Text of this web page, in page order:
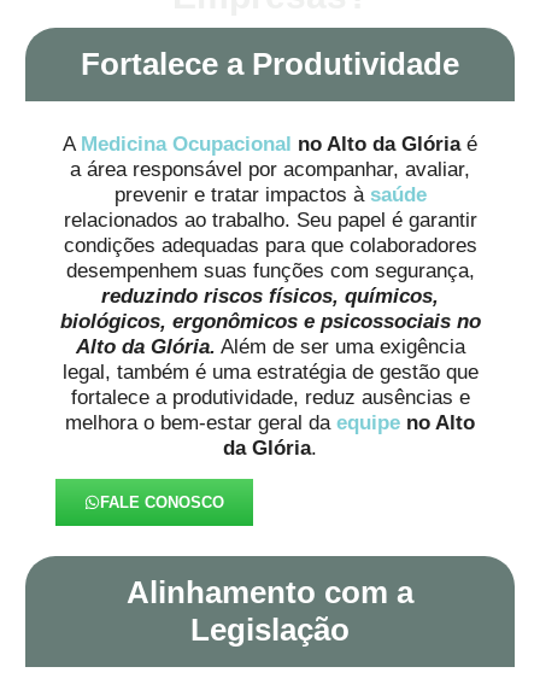
Fortalece a Produtividade
A Medicina Ocupacional no Alto da Glóriaé
a área responsável por acompanhar, avaliar,
prevenir e tratar impactos à saúde
relacionados ao trabalho. Seu papel é garantir
condições adequadas para que colaboradores
desempenhem suas funções com segurança,
reduzindo riscos físicos, químicos,
biológicos, ergonômicos e psicossociais no
Alto da Glória. Além de ser uma exigência
legal, também é uma estratégia de gestão que
fortalece a produtividade, reduz ausências e
melhora o bem-estar geral da equipe no Alto
da Glória.
FALE CONOSCO
Alinhamento com a
Legislação